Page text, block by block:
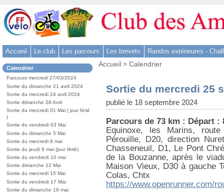
Aller
au
contenu
Aller
menu
-
Aller
à
la
recherche
Accueil Le club Les parcours Les brevets Randos extérieures -
Dans
la
rubrique
:
Calendrier
Parcours mercredi 27/03/2024
Sortie du dimanche 21 avril 2024
Sortie du mercredi 24 avril 2024
Sortie dimanche 28 Avril
Sortie du mercredi 01 Mai ( jour férié
)
Sortie du vendredi 03 Mai
Sortie du dimanche 5 Mai
Sortie du mercredi 8 mai
Sortie du jeudi 9 mai (jour férié)
Sortie du vendredi 10 mai
Sortie dimanche 12 Mai
Sortie du mercredi 15 Mai
Sortie du vendredi 17 Mai
Sortie du dimanche 19 mai
Vous
Accueil >Calendrier
Sortie du mercredi 25
publié le 18 septembre 2024
Parcours de 73 km : Départ :
Equinoxe, les Marins,
Pérouille, D20, direction
Chasseneuil, D1, Le Pont
de la Bouzanne, après le
Maison Vieux, D30 à gauche
Colas, Chtx
https://www.openrunner.com/